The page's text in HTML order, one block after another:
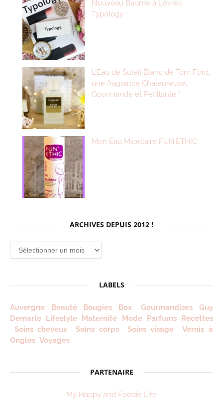
Nouveau Baume à Lèvres
Typology
L’Eau de Soleil Blanc de Tom Ford,
une fragrance Chaleureuse,
Gourmande et Pétillante !
Mon Eau Micellaire FUN’ETHIC
ARCHIVES DEPUIS 2012 !
Archives
depuis
LABELS
Auvergne Beauté Bougies Box Gourmandises
Guy
Demarle Lifestyle Maternité Mode Parfums Recettes
Soins cheveux
Soins corps Soins visage
Vernis à
Ongles Voyages
PARTENAIRE
My Happy and Foodie Life